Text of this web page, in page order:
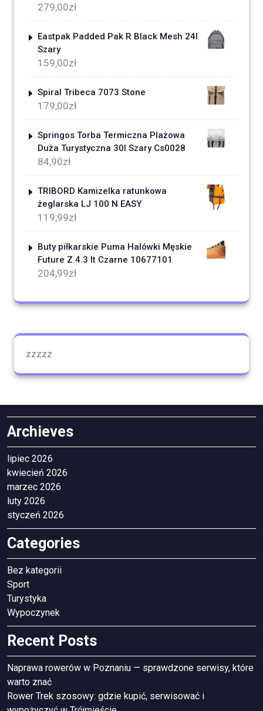
279,00zł
Eastpak Padded Pak R Black Mesh 24l
Szary
159,00zł
Spiral Tribeca 7073 Stone
179,00zł
Springos Torba Termiczna Plażowa
Duża Turystyczna 30l Szary Cs0028
84,90zł
TRIBORD Kamizelka ratunkowa
żeglarska LJ 100 N EASY
119,99zł
Buty piłkarskie Puma Halówki Męskie
Future Z 4.3 It Czarne 10677101
204,99zł
zzzzz
Archieves
lipiec 2026
kwiecień 2026
marzec 2026
luty 2026
styczeń 2026
Categories
Bez kategorii
Sport
Turystyka
Wypoczynek
Recent Posts
Naprawa rowerów w Poznaniu — sprawdzone serwisy, które
warto znać
Rower Trek szosowy: gdzie kupić, serwisować i